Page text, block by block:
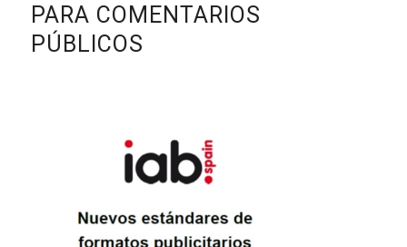
PARA COMENTARIOS
PÚBLICOS